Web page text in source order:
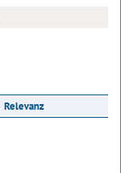
Relevanz